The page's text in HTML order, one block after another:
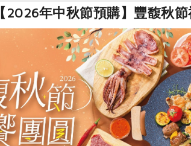
【2026年中秋節預購】豐馥秋